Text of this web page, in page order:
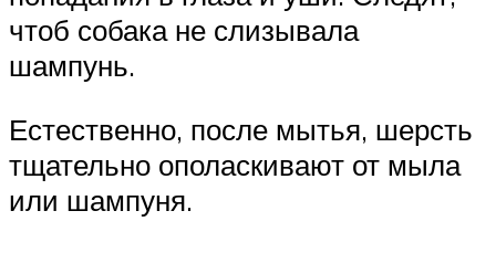
чтоб собака не слизывала
шампунь.
Естественно, после мытья, шерсть
тщательно ополаскивают от мыла
или шампуня.